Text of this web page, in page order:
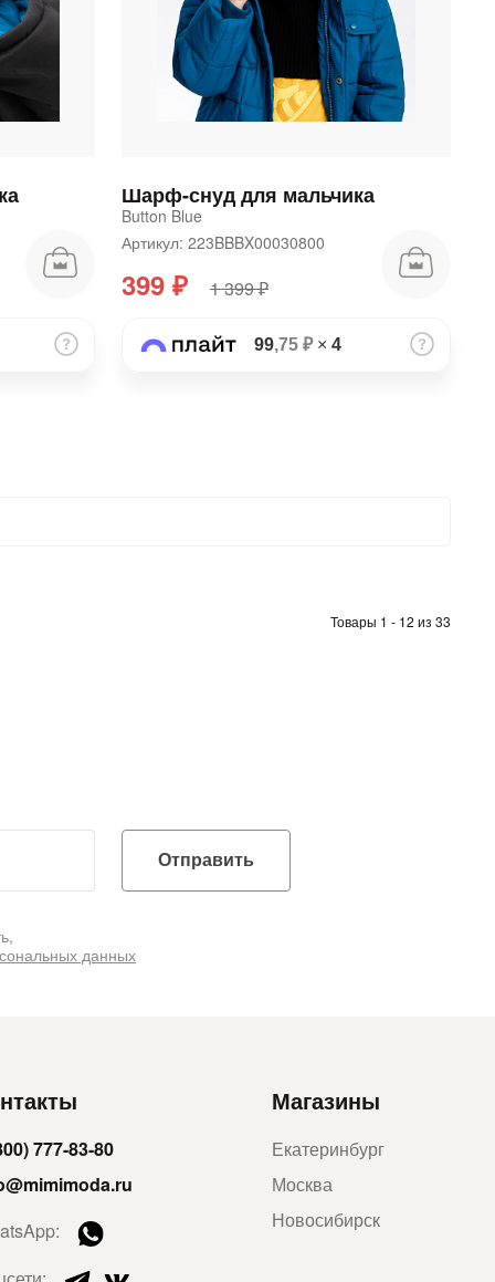
Шарф-снуд для мальчика
Button Blue
Артикул: 223BBBX00030800
399 ₽ 1 399 ₽
99,75 ₽× 4
Товары 1 - 12 из 33
Отправить
данных
777-83-80
Магазины
Екатеринбург
Москва
Новосибирск